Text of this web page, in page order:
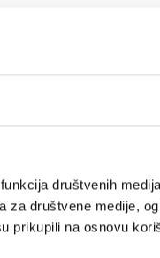
društvenih
za društvene medije,
prikupili na osnovu